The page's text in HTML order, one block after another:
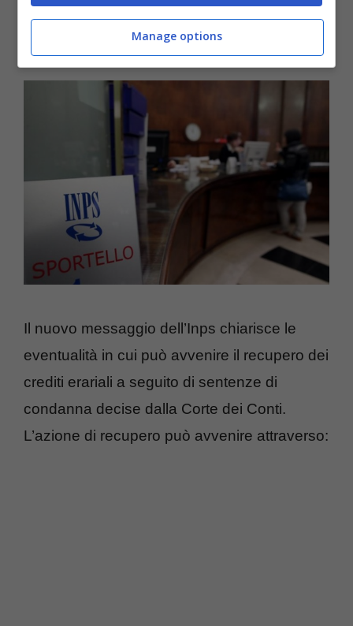
benzina e diesel con i prezzi alle stelle:
cosa sta succedendo
Il nuovo messaggio dell’Inps chiarisce le
eventualità in cui può avvenire il recupero dei
crediti erariali a seguito di sentenze di
condanna decise dalla Corte dei Conti.
L’azione di recupero può avvenire attraverso:
Manage options